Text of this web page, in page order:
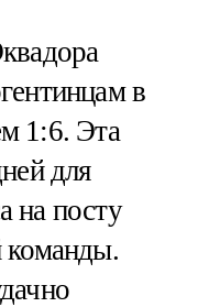
в
1:6. Эта
для
на посту
команды.